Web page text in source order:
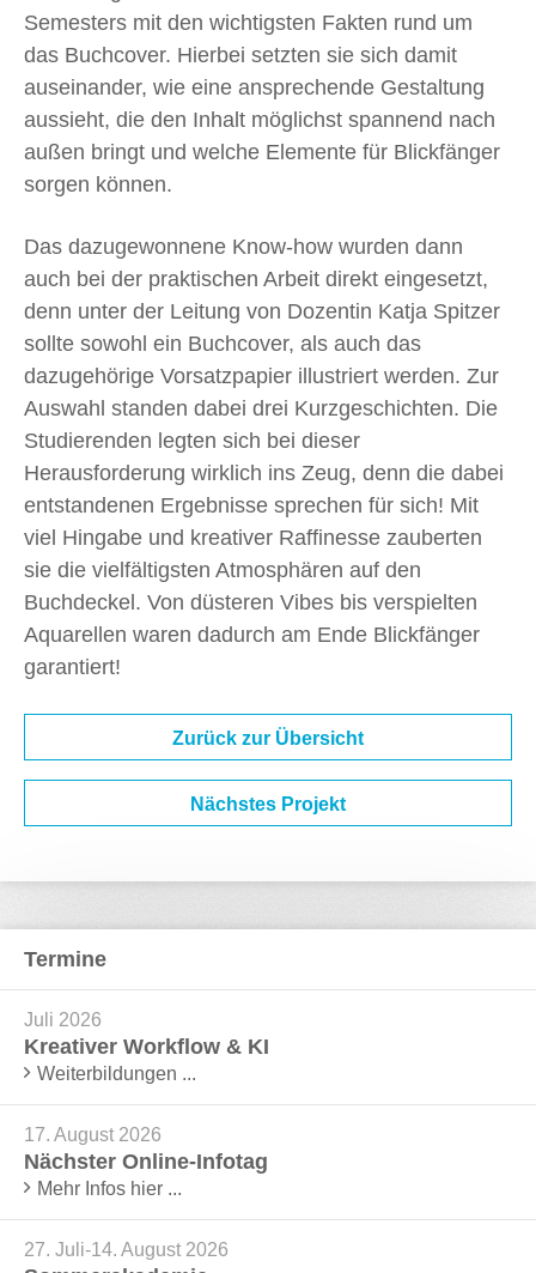
Semesters mit den wichtigsten Fakten rund um
das Buchcover. Hierbei setzten sie sich damit
auseinander, wie eine ansprechende Gestaltung
aussieht, die den Inhalt möglichst spannend nach
außen bringt und welche Elemente für Blickfänger
sorgen können.
Das dazugewonnene Know-how wurden dann
auch bei der praktischen Arbeit direkt eingesetzt,
denn unter der Leitung von Dozentin Katja Spitzer
sollte sowohl ein Buchcover, als auch das
dazugehörige Vorsatzpapier illustriert werden. Zur
Auswahl standen dabei drei Kurzgeschichten. Die
Studierenden legten sich bei dieser
Herausforderung wirklich ins Zeug, denn die dabei
entstandenen Ergebnisse sprechen für sich! Mit
viel Hingabe und kreativer Raffinesse zauberten
sie die vielfältigsten Atmosphären auf den
Buchdeckel. Von düsteren Vibes bis verspielten
Aquarellen waren dadurch am Ende Blickfänger
garantiert!
Zurück zur Übersicht
Nächstes Projekt
Termine
Juli 2026
Kreativer Workflow & KI
Weiterbildungen ...
17. August 2026
Nächster Online-Infotag
Mehr Infos hier ...
27. Juli-14. August 2026